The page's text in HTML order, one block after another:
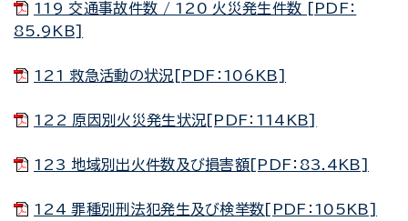
119 交通事故件数 / 120 火災発生件数 [PDF：
85.9KB]
121 救急活動の状況[PDF：106KB]
122 原因別火災発生状況[PDF：114KB]
123 地域別出火件数及び損害額[PDF：83.4KB]
124 罪種別刑法犯発生及び検挙数[PDF：105KB]